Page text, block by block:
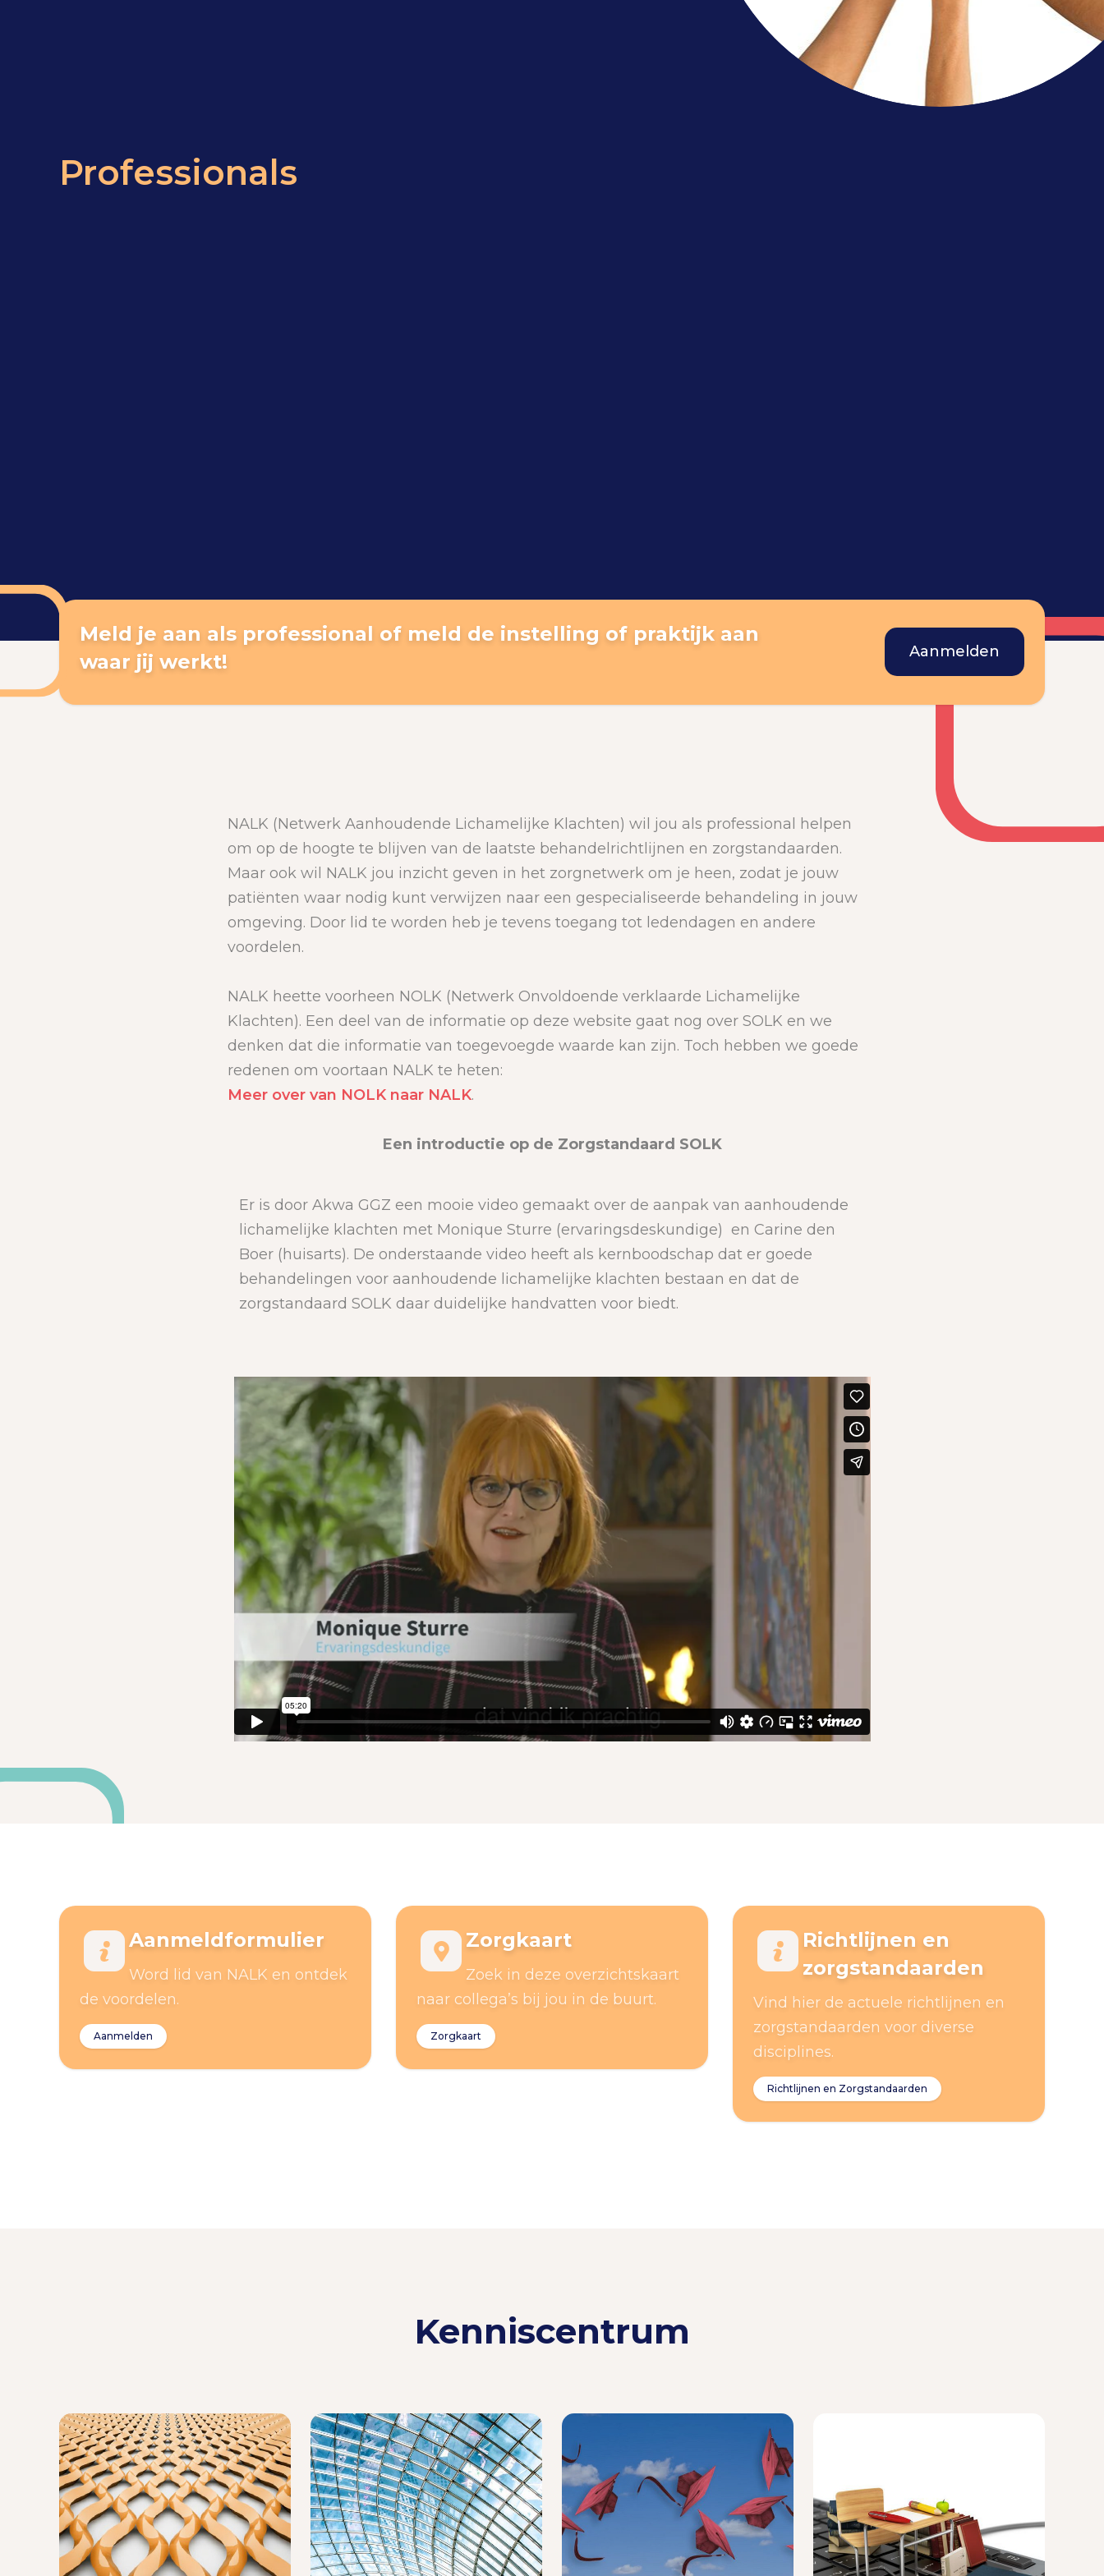
Professionals
Meld je aan als professional of meld de instelling of praktijk aan
waar jij werkt!
Aanmelden
NALK (Netwerk Aanhoudende Lichamelijke Klachten) wil jou als professional helpen
om op de hoogte te blijven van de laatste behandelrichtlijnen en zorgstandaarden.
Maar ook wil NALK jou inzicht geven in het zorgnetwerk om je heen, zodat je jouw
patiënten waar nodig kunt verwijzen naar een gespecialiseerde behandeling in jouw
omgeving. Door lid te worden heb je tevens toegang tot ledendagen en andere
voordelen.
NALK heette voorheen NOLK (Netwerk Onvoldoende verklaarde Lichamelijke
Klachten). Een deel van de informatie op deze website gaat nog over SOLK en we
denken dat die informatie van toegevoegde waarde kan zijn. Toch hebben we goede
redenen om voortaan NALK te heten:
Meer over van NOLK naar NALK.
Een introductie op de Zorgstandaard SOLK
Er is door Akwa GGZ een mooie video gemaakt over de aanpak van aanhoudende
lichamelijke klachten met Monique Sturre (ervaringsdeskundige) en Carine den
Boer (huisarts). De onderstaande video heeft als kernboodschap dat er goede
behandelingen voor aanhoudende lichamelijke klachten bestaan en dat de
zorgstandaard SOLK daar duidelijke handvatten voor biedt.
Aanmeldformulier
Word lid van NALK en ontdek
de voordelen.
Aanmelden
Zorgkaart
Zoek in deze overzichtskaart
naar collega’s bij jou in de buurt.
Zorgkaart
Richtlijnen en
zorgstandaarden
Vind hier de actuele richtlijnen en
zorgstandaarden voor diverse
disciplines.
Richtlijnen en Zorgstandaarden
Kenniscentrum
Lees meer Lees meer Lees meer Lees meer